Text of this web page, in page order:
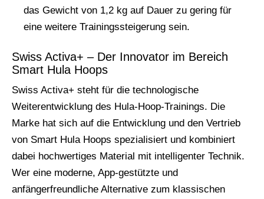
das Gewicht von 1,2 kg auf Dauer zu gering für
eine weitere Trainingssteigerung sein.
Swiss Activa+ – Der Innovator im Bereich
Smart Hula Hoops
Swiss Activa+ steht für die technologische
Weiterentwicklung des Hula-Hoop-Trainings. Die
Marke hat sich auf die Entwicklung und den Vertrieb
von Smart Hula Hoops spezialisiert und kombiniert
dabei hochwertiges Material mit intelligenter Technik.
Wer eine moderne, App-gestützte und
anfängerfreundliche Alternative zum klassischen